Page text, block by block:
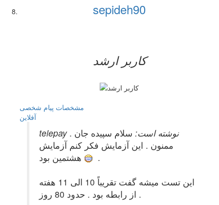
sepideh90
کاربر ارشد
مشخصات پیام شخصی
آفلاين
telepay نوشته است: سلام سپیده جان .
ممنون . این آزمایش فکر کنم آزمایش
.
این تست میشه گفت تقریباً 10 الی 11 هفته
از رابطه بود . حدود 80 روز .